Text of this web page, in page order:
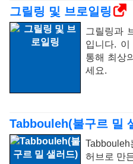
그릴링 및 브로일링
그릴링과
입니다.
통해 최상
세요.
Tabbouleh(불구르 밀
허브로 만